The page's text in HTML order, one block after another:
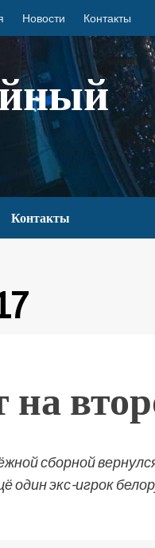
Новости Контакты
Контакты
сборной
один экс-игрок